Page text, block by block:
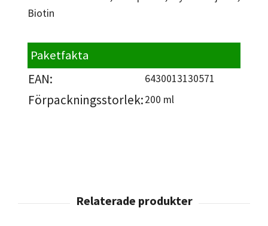
Biotin
Paketfakta
EAN: 6430013130571
Förpackningsstorlek:200 ml